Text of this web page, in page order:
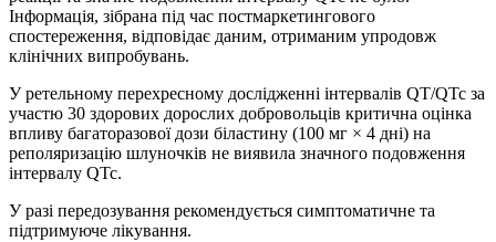
Інформація, зібрана під час постмаркетингового
спостереження, відповідає даним, отриманим упродовж
клінічних випробувань.
У ретельному перехресному дослідженні інтервалів QT/QTc за
участю 30 здорових дорослих добровольців критична оцінка
впливу багаторазової дози біластину (100 мг × 4 дні) на
реполяризацію шлуночків не виявила значного подовження
інтервалу QTc.
У разі передозування рекомендується симптоматичне та
підтримуюче лікування.